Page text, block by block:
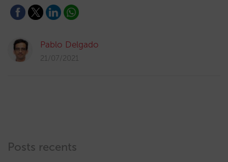
Pablo Delgado
21/07/2021
Posts recents